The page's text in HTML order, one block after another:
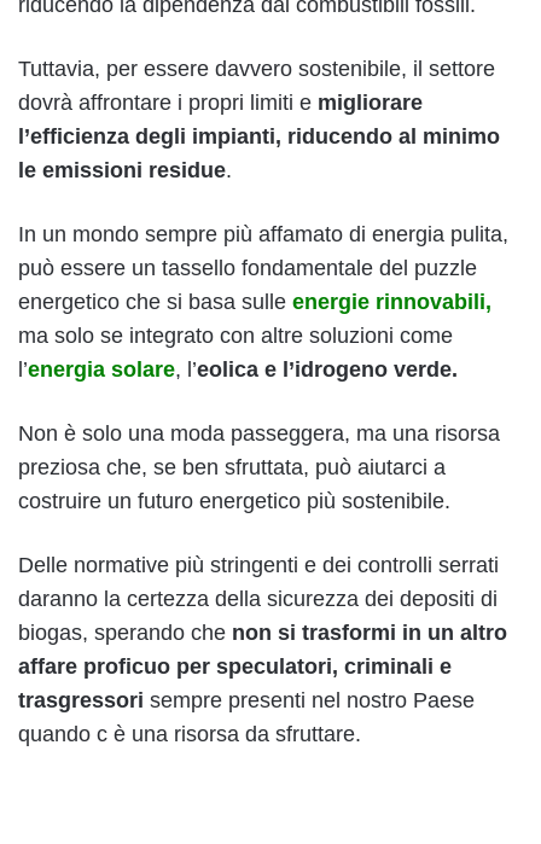
Tuttavia, per essere davvero sostenibile, il settore
dovrà affrontare i propri limiti e migliorare
l’efficienza degli impianti, riducendo al minimo
le emissioni residue.
In un mondo sempre più affamato di energia pulita,
può essere un tassello fondamentale del puzzle
energetico che si basa sulle energie rinnovabili,
ma solo se integrato con altre soluzioni come
l’energia solare, l’eolica e l’idrogeno verde.
Non è solo una moda passeggera, ma una risorsa
preziosa che, se ben sfruttata, può aiutarci a
costruire un futuro energetico più sostenibile.
Delle normative più stringenti e dei controlli serrati
daranno la certezza della sicurezza dei depositi di
biogas, sperando che non si trasformi in un altro
affare proficuo per speculatori, criminali e
trasgressori sempre presenti nel nostro Paese
quando c è una risorsa da sfruttare.